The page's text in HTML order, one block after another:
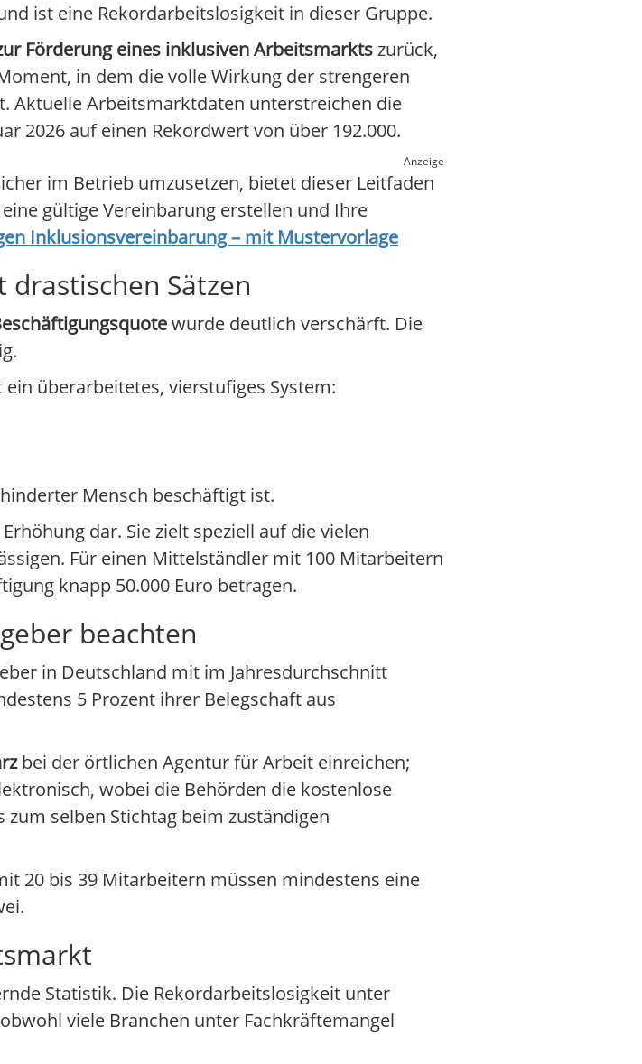
ist eine Rekordarbeitslosigkeit in dieser Gruppe.
Förderung eines inklusiven Arbeitsmarktszurück,
in dem die volle Wirkung der strengeren
Aktuelle Arbeitsmarktdaten unterstreichen die
2026 auf einen Rekordwert von über 192.000.
Anzeige
im Betrieb umzusetzen, bietet dieser Leitfaden
gültige Vereinbarung erstellen und Ihre
Inklusionsvereinbarung – mit Mustervorlage
Sätzen
wurde deutlich verschärft. Die
überarbeitetes, vierstufiges System:
Mensch beschäftigt ist.
dar. Sie zielt speziell auf die vielen
Für einen Mittelständler mit 100 Mitarbeitern
knapp 50.000 Euro betragen.
beachten
in Deutschland mit im Jahresdurchschnitt
5 Prozent ihrer Belegschaft aus
bei der örtlichen Agentur für Arbeit einreichen;
wobei die Behörden die kostenlose
selben Stichtag beim zuständigen
20 bis 39 Mitarbeitern müssen mindestens eine
Statistik. Die Rekordarbeitslosigkeit unter
viele Branchen unter Fachkräftemangel